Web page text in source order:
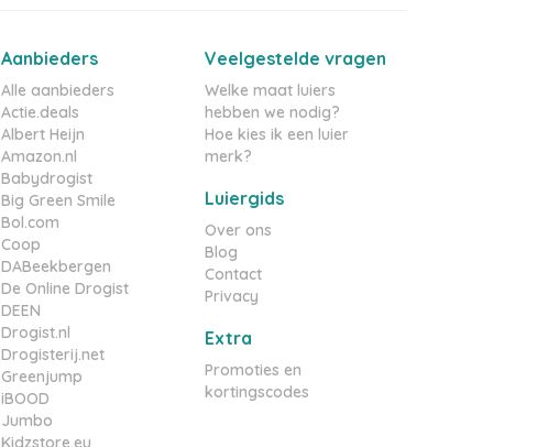
Aanbieders
Alle aanbieders
Actie.deals
Albert Heijn
Amazon.nl
Babydrogist
Big Green Smile
Bol.com
Coop
DABeekbergen
De Online Drogist
DEEN
Drogist.nl
Drogisterij.net
Greenjump
iBOOD
Jumbo
Kidzstore.eu
Veelgestelde vragen
Welke maat luiers
hebben we nodig?
Hoe kies ik een luier
merk?
Luiergids
Over ons
Blog
Contact
Privacy
Extra
Promoties en
kortingscodes